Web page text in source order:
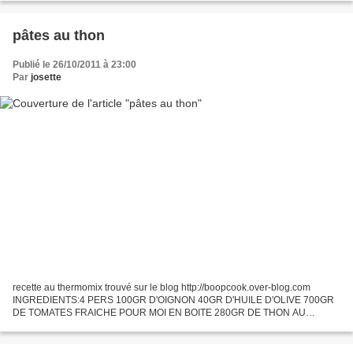
THON A L'HUILE QUELQUES...
pâtes au thon
Publié le 26/10/2011 à 23:00
Par josette
recette au thermomix trouvé sur le blog http://boopcook.over-blog.com
INGREDIENTS:4 PERS 100GR D'OIGNON 40GR D'HUILE D'OLIVE 700GR
DE TOMATES FRAICHE POUR MOI EN BOITE 280GR DE THON AU
GROS SEL....